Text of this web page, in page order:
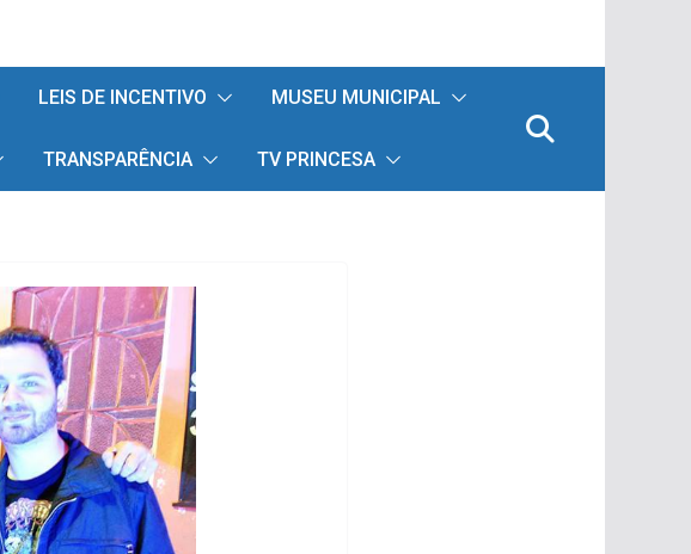
LEIS DE INCENTIVO MUSEU MUNICIPAL
TRANSPARÊNCIA TV PRINCESA